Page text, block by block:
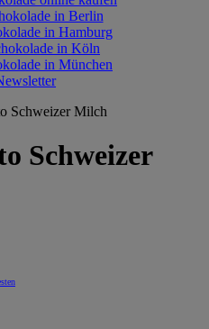
in Berlin
in Hamburg
in Köln
in München
Schweizer Milch
Schweizer